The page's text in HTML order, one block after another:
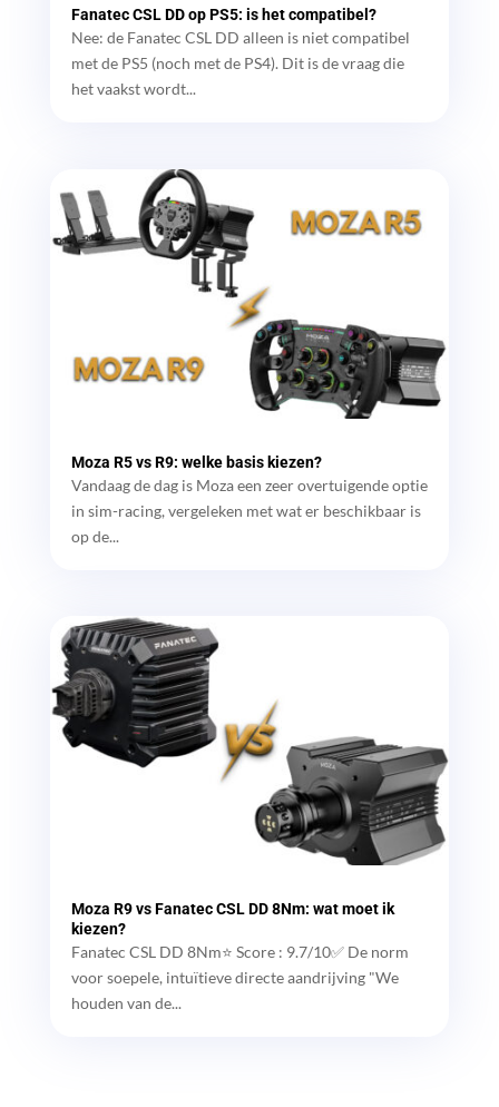
Fanatec CSL DD op PS5: is het compatibel?
Nee: de Fanatec CSL DD alleen is niet compatibel
met de PS5 (noch met de PS4). Dit is de vraag die
het vaakst wordt...
Moza R5 vs R9: welke basis kiezen?
Vandaag de dag is Moza een zeer overtuigende optie
in sim-racing, vergeleken met wat er beschikbaar is
op de...
Moza R9 vs Fanatec CSL DD 8Nm: wat moet ik
kiezen?
Fanatec CSL DD 8Nm⭐ Score : 9.7/10✅ De norm
voor soepele, intuïtieve directe aandrijving "We
houden van de...